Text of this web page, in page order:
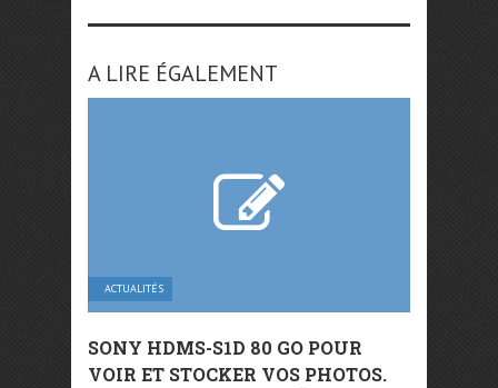
A LIRE ÉGALEMENT
ACTUALITÉS
SONY HDMS-S1D 80 GO POUR
VOIR ET STOCKER VOS PHOTOS.